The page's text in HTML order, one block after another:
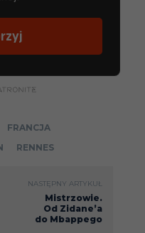
FRANCJA
RENNES
NASTĘPNY ARTYKUŁ
Mistrzowie.
Od Zidane’a
do Mbappego